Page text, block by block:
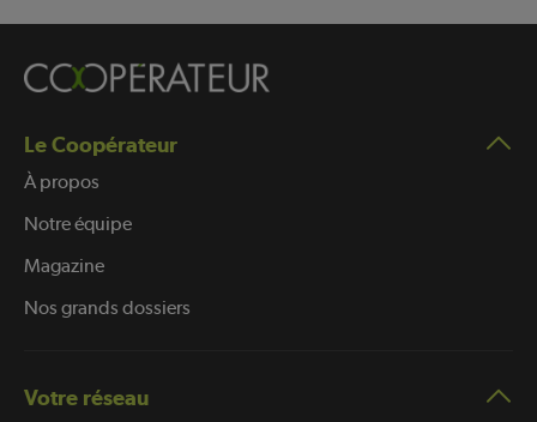
Le Coopérateur
À propos
Notre équipe
Magazine
Nos grands dossiers
Votre réseau